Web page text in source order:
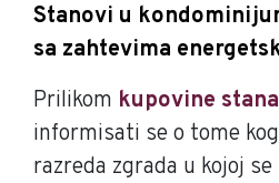
Stanovi u
sa zahtevima
Prilikom kupovine stana
informisati se o tome
razreda zgrada u kojoj